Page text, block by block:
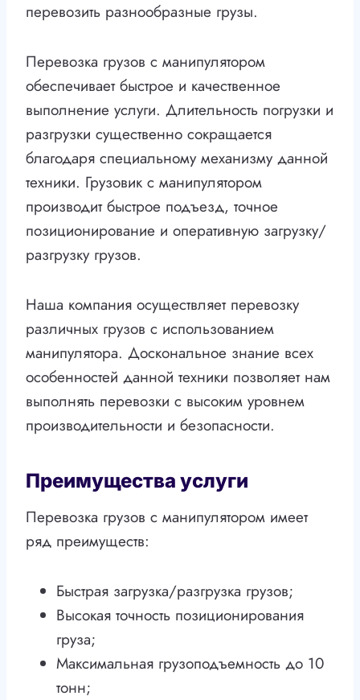
перевозить разнообразные грузы.
Перевозка грузов с манипулятором
обеспечивает быстрое и качественное
выполнение услуги. Длительность погрузки и
разгрузки существенно сокращается
благодаря специальному механизму данной
техники. Грузовик с манипулятором
производит быстрое подъезд, точное
позиционирование и оперативную загрузку/
разгрузку грузов.
Наша компания осуществляет перевозку
различных грузов с использованием
манипулятора. Доскональное знание всех
особенностей данной техники позволяет нам
выполнять перевозки с высоким уровнем
производительности и безопасности.
Преимущества услуги
Перевозка грузов с манипулятором имеет
ряд преимуществ:
Быстрая загрузка/разгрузка грузов;
Высокая точность позиционирования
груза;
Максимальная грузоподъемность до 10
тонн;